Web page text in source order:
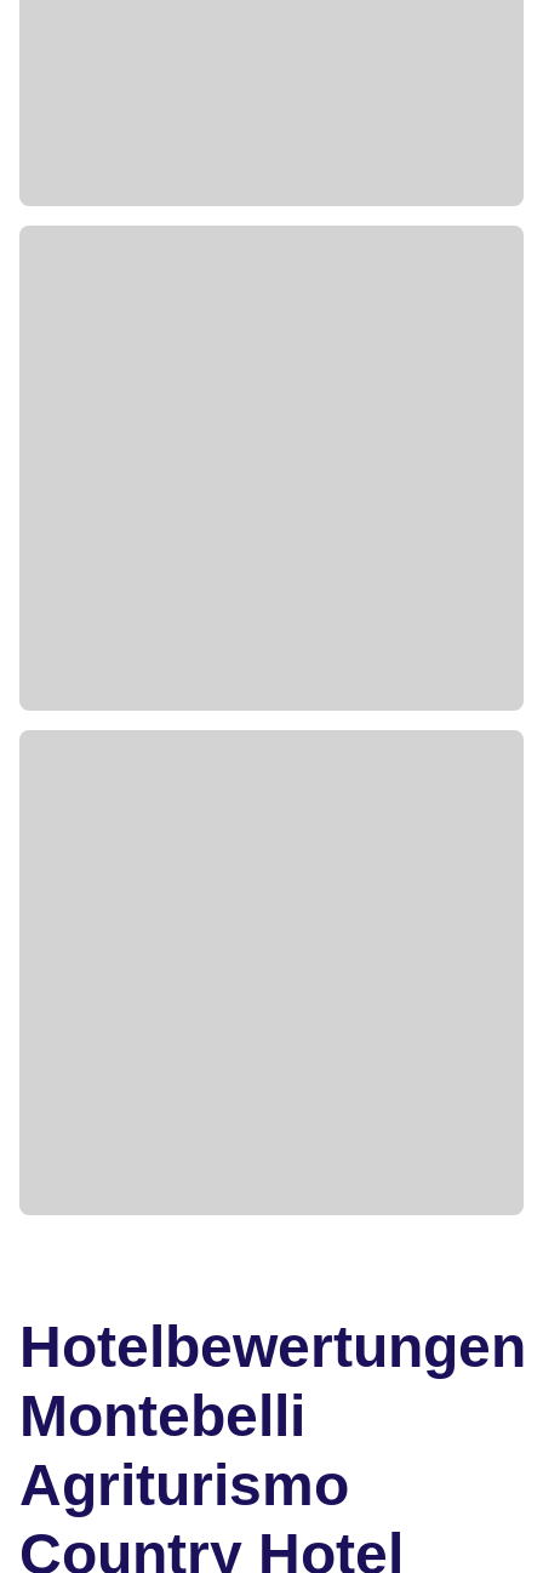
Hotelbewertungen
Montebelli
Agriturismo
Country Hotel